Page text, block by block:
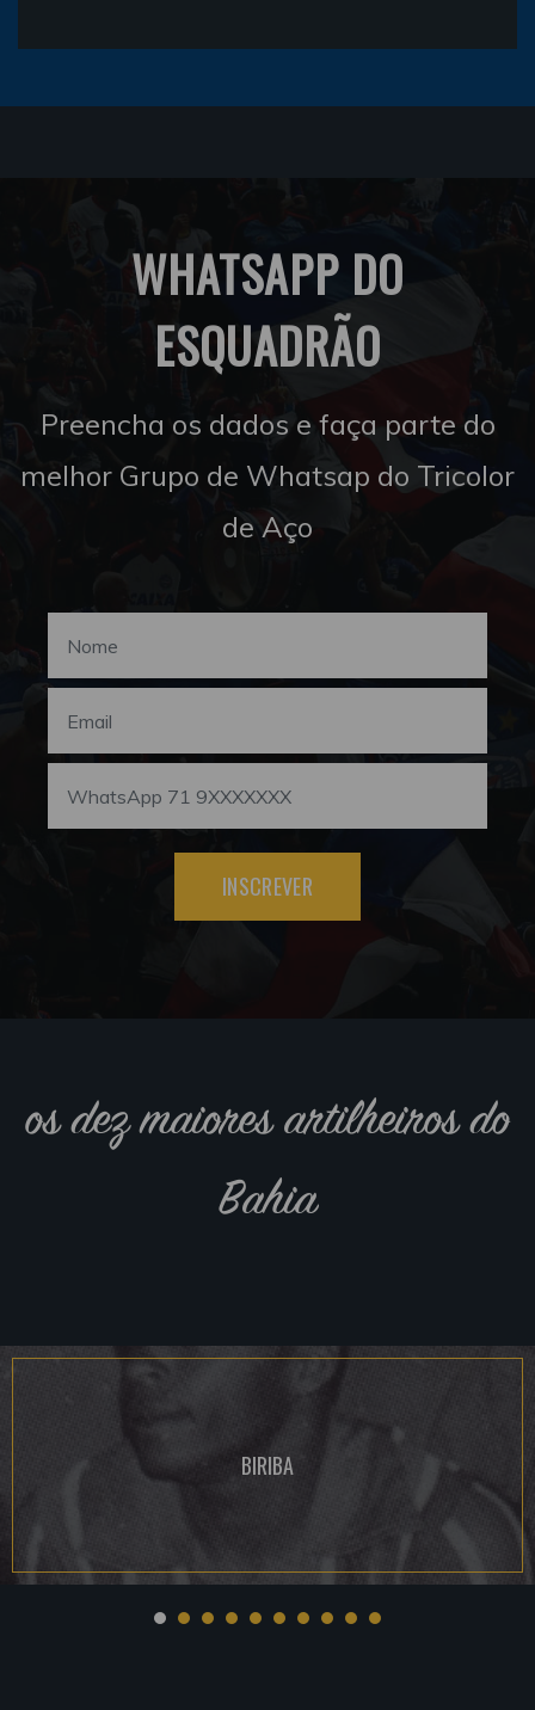
WHATSAPP DO
ESQUADRÃO
Preencha os dados e faça parte do
melhor Grupo de Whatsap do Tricolor
de Aço
INSCREVER
os dez maiores artilheiros do
Bahia
BIRIBA